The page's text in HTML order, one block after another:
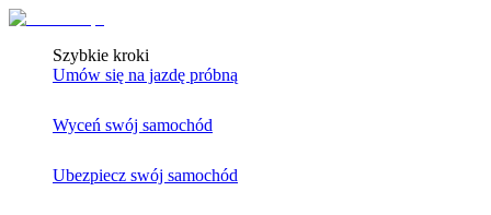
Szybkie kroki
Umów się na jazdę próbną
Wyceń swój samochód
Ubezpiecz swój samochód